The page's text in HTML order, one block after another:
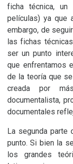
ficha técnica,
películas) ya que
embargo, de
las fichas
ser un punto
que enfrentamos
de la teoría que
creada por
documentalista,
documentales
La segunda parte
punto. Si bien la
los grandes